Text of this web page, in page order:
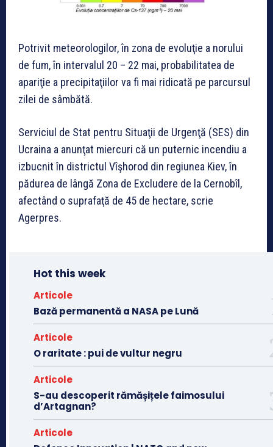
Potrivit meteorologilor, în zona de evoluţie a norului
de fum, în intervalul 20 – 22 mai, probabilitatea de
apariţie a precipitaţiilor va fi mai ridicată pe parcursul
zilei de sâmbătă.
Serviciul de Stat pentru Situaţii de Urgenţă (SES) din
Ucraina a anunţat miercuri că un puternic incendiu a
izbucnit în districtul Vîşhorod din regiunea Kiev, în
pădurea de lângă Zona de Excludere de la Cernobîl,
afectând o suprafaţă de 45 de hectare, scrie
Agerpres.
Hot this week
Articole
Bază permanentă a NASA pe Lună
Articole
O raritate : pui de vultur negru
Articole
S-au descoperit rămășițele faimosului
d’Artagnan?
Articole